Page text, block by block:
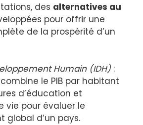
des alternatives au
pour offrir une
de la prospérité d’un
Humain (IDH) :
le PIB par habitant
d’éducation et
vie pour évaluer le
global d’un pays.